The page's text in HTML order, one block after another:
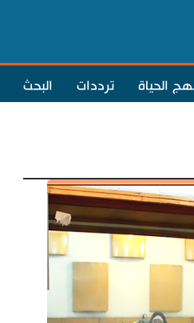
الحياة ترددات البحث